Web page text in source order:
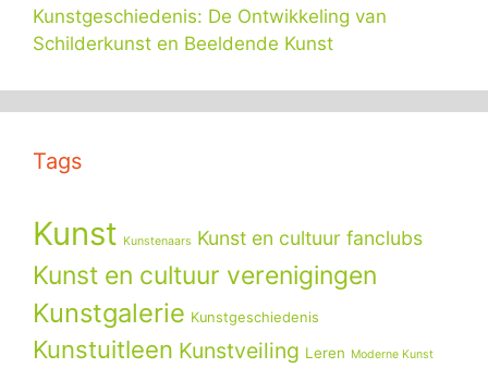
Kunstgeschiedenis: De Ontwikkeling van
Schilderkunst en Beeldende Kunst
Tags
Kunst Kunstenaars Kunst en cultuur fanclubs
Kunst en cultuur verenigingen
Kunstgalerie Kunstgeschiedenis
Kunstuitleen Kunstveiling Leren Moderne Kunst